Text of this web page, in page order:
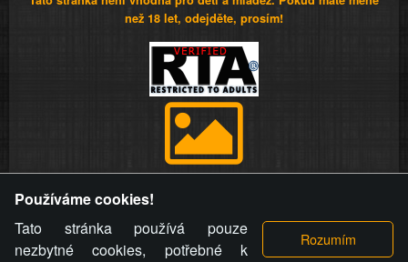
než 18 let, odejděte, prosím!
videa a komentáře. Osoba, které se toto opatření provozovatele
stránky týče, ani osoba, která umístila fotografii nebo video na
stránku, nemůže z důvodu odstranění fotografie, videa nebo
komentáře pro výše uvedenou okolnost uplatnit vůči
Používáme cookies!
Tato stránka používá pouze
nezbytné cookies, potřebné k